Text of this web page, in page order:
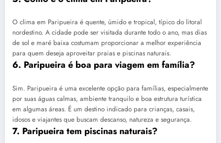
O clima em Paripueira é quente, úmido e tropical, típico do litoral
nordestino. A cidade pode ser visitada durante todo o ano, mas dias
de sol e maré baixa costumam proporcionar a melhor experiência
para quem deseja aproveitar praias e piscinas naturais.
6. Paripueira é boa para viagem em família?
Sim. Paripueira é uma excelente opção para famílias, especialmente
por suas águas calmas, ambiente tranquilo e boa estrutura turística
em algumas áreas. É um destino indicado para crianças, casais,
idosos e viajantes que buscam descanso, natureza e segurança.
7. Paripueira tem piscinas naturais?